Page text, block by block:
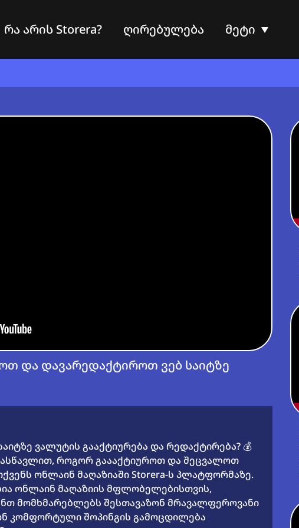
რა არის Storera? ღირებულება მეტი
და დავარედაქტიროთ ვებ საიტზე
ვალუტის გააქტიურება და რედაქტირება? 💰
როგორ გაააქტიუროთ და შეცვალოთ
ონლაინ მაღაზიაში Storera-ს პლატფორმაზე.
ონლაინ მაღაზიის მფლობელებისთვის,
მომხმარებლებს შესთავაზონ მრავალფეროვანი
კომფორტული შოპინგის გამოცდილება